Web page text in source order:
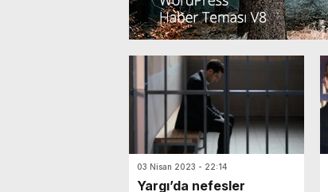
03 Nisan 2023 - 22:14
Yargı’da nefesler